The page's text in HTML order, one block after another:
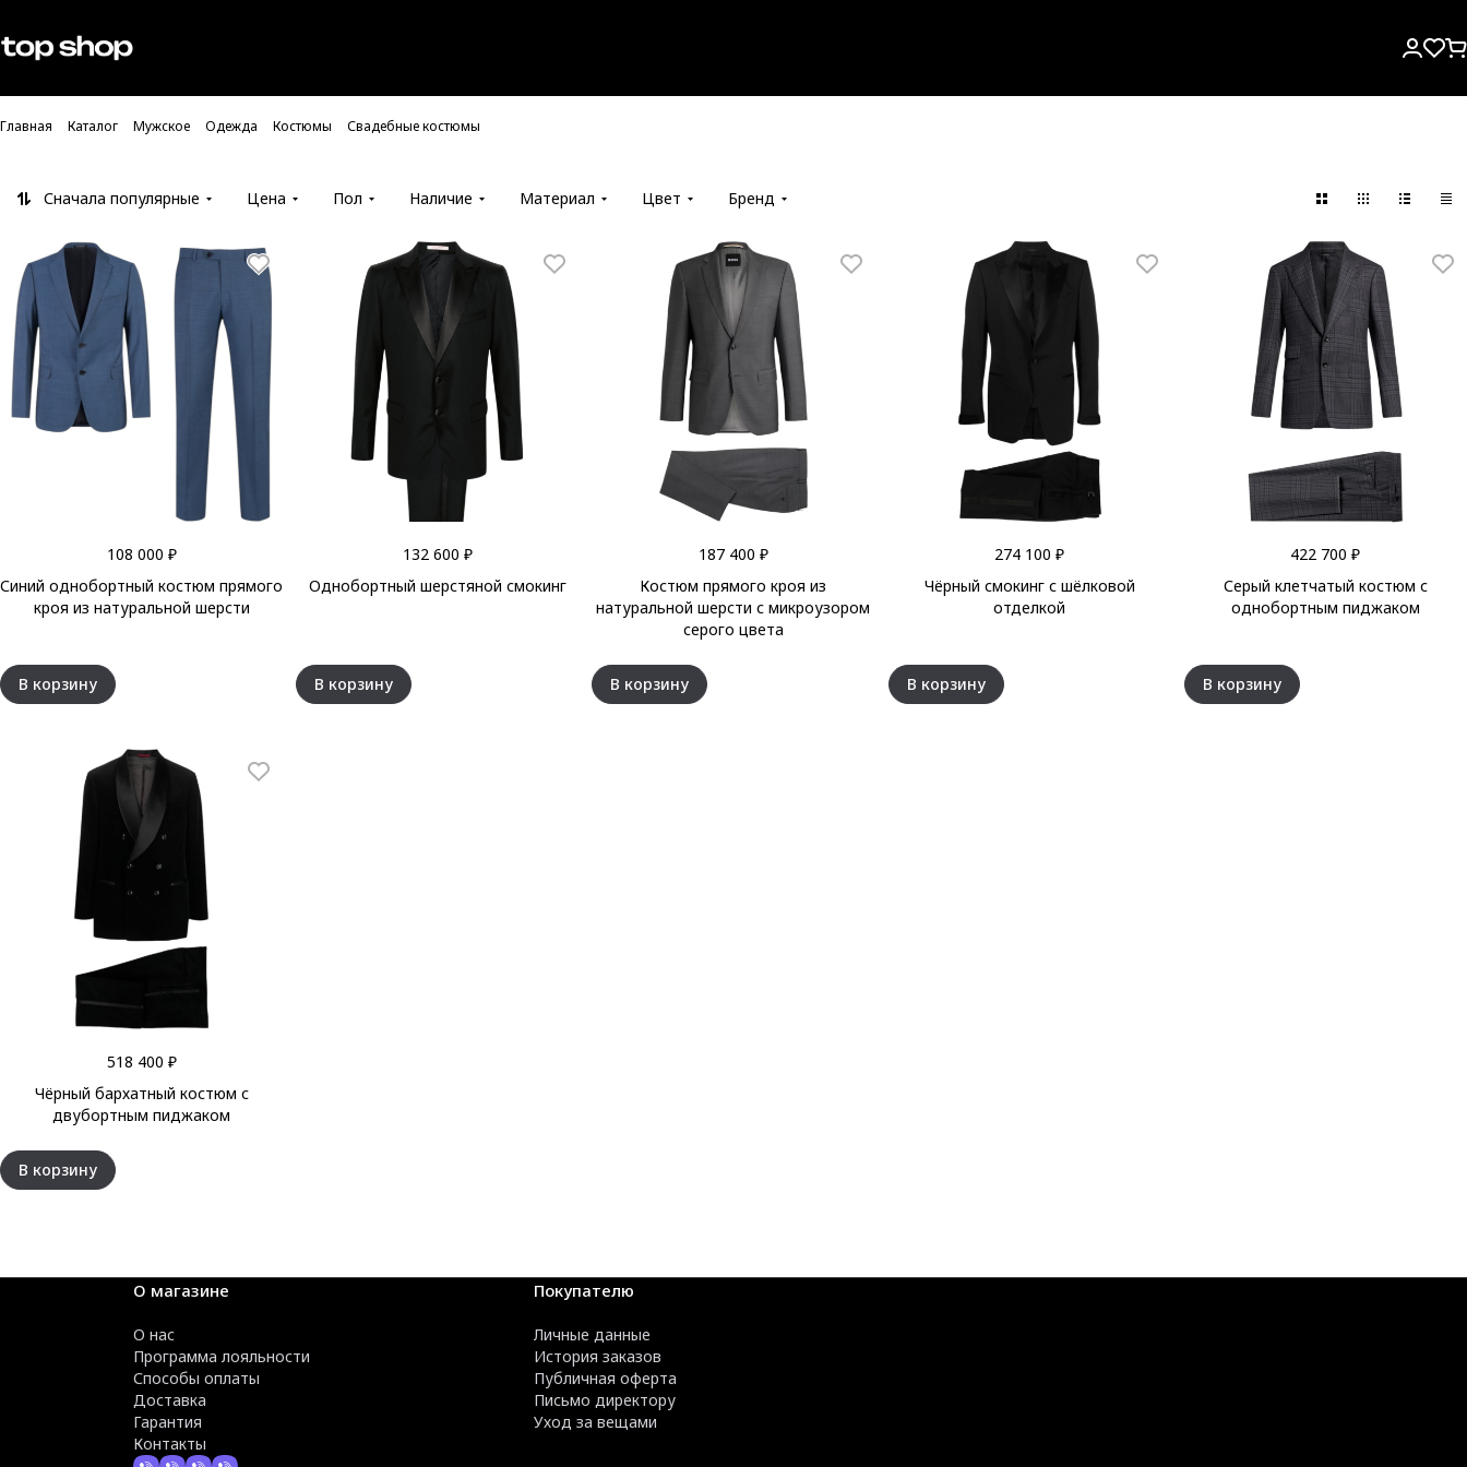
Проверка хлебных крошек
Главная Каталог Мужское Одежда Костюмы Свадебные костюмы
Сначала популярные Цена Пол Наличие Материал Цвет Бренд
108 000 ₽
Синий однобортный костюм прямого
кроя из натуральной шерсти
В корзину
132 600 ₽
Однобортный шерстяной смокинг
В корзину
187 400 ₽
Костюм прямого кроя из
натуральной шерсти с микроузором
серого цвета
В корзину
274 100 ₽
Чёрный смокинг с шёлковой
отделкой
В корзину
422 700 ₽
Серый клетчатый костюм с
однобортным пиджаком
В корзину
518 400 ₽
Чёрный бархатный костюм с
двубортным пиджаком
В корзину
О магазине
О нас
Программа лояльности
Способы оплаты
Доставка
Гарантия
Контакты
Покупателю
Личные данные
История заказов
Публичная оферта
Письмо директору
Уход за вещами